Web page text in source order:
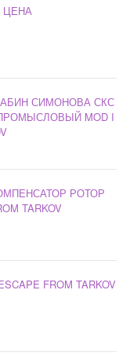
ЦЕНА
СИМОНОВА СКС
MOD I
РОТОР
TARKOV
FROM TARKOV